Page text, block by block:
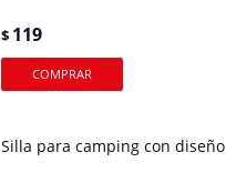
$ 119
Silla para camping con diseño